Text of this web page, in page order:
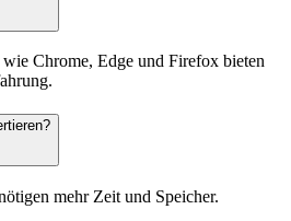
Chrome, Edge und Firefox bieten
mehr Zeit und Speicher.